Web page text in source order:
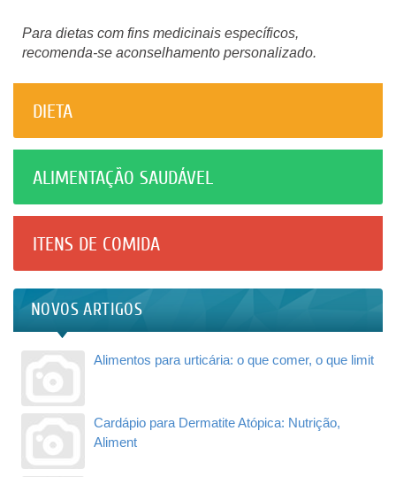
Para dietas com fins medicinais específicos,
recomenda-se aconselhamento personalizado.
DIETA
ALIMENTAÇÃO SAUDÁVEL
ITENS DE COMIDA
NOVOS ARTIGOS
Alimentos para urticária: o que comer, o que limit
Cardápio para Dermatite Atópica: Nutrição,
Aliment